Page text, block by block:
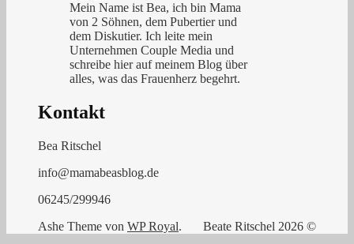
Mein Name ist Bea, ich bin Mama
von 2 Söhnen, dem Pubertier und
dem Diskutier. Ich leite mein
Unternehmen Couple Media und
schreibe hier auf meinem Blog über
alles, was das Frauenherz begehrt.
Kontakt
Bea Ritschel
info@mamabeasblog.de
06245/299946
Beate Ritschel 2026 ©
Ashe Theme von WP Royal.